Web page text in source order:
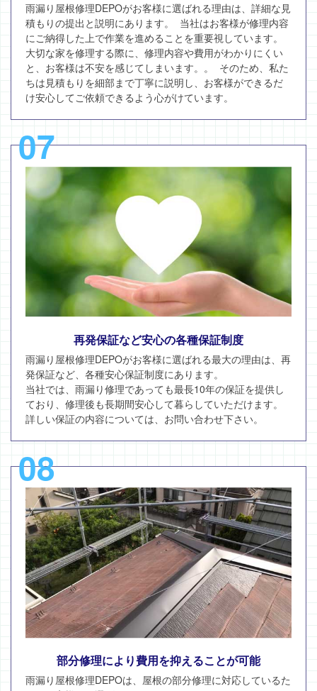
雨漏り屋根修理DEPOがお客様に選ばれる理由は、詳細な見
積もりの提出と説明にあります。 当社はお客様が修理内容
にご納得した上で作業を進めることを重要視しています。
大切な家を修理する際に、修理内容や費用がわかりにくい
と、お客様は不安を感じてしまいます。。 そのため、私た
ちは見積もりを細部まで丁寧に説明し、お客様ができるだ
け安心してご依頼できるよう心がけています。
07
再発保証など安心の各種保証制度
雨漏り屋根修理DEPOがお客様に選ばれる最大の理由は、再
発保証など、各種安心保証制度にあります。
当社では、雨漏り修理であっても最長10年の保証を提供し
ており、修理後も長期間安心して暮らしていただけます。
詳しい保証の内容については、お問い合わせ下さい。
08
部分修理により費用を抑えることが可能
雨漏り屋根修理DEPOは、屋根の部分修理に対応しているた